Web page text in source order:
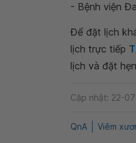
- Bệnh viện
Để đặt lịch
lịch trực tiếp
lịch và đặt
Cập nhật: 22-
QnA Viêm